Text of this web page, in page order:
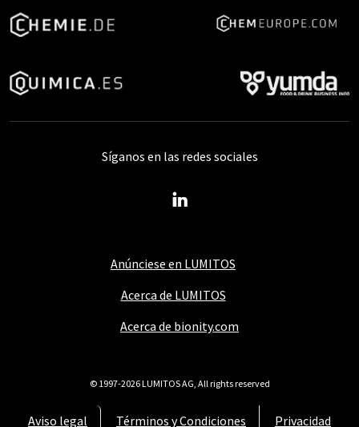
Anúnciese en LUMITOS
Acerca de LUMITOS
Acerca de bionity.com
Aviso legal Términos y Condiciones Privacidad
Síganos en las redes sociales
© 1997-2026 LUMITOS AG, All rights reserved